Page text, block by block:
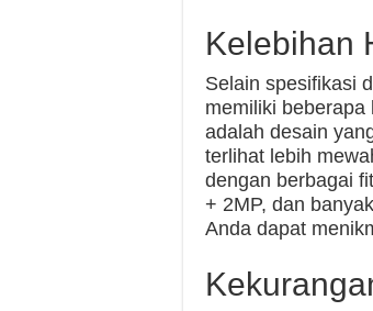
Kelebihan
Selain spesifikasi
memiliki
adalah desain
terlihat lebih
dengan berbagai
+ 2MP, dan
Anda dapat